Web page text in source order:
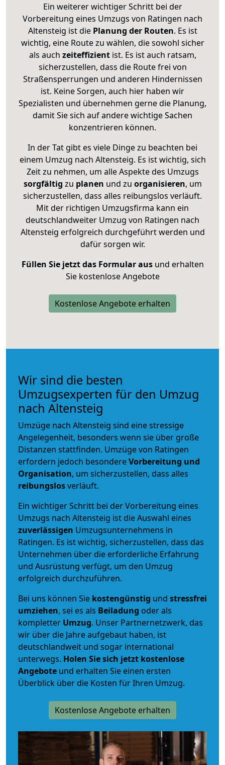
Ein weiterer wichtiger Schritt bei der
Vorbereitung eines Umzugs von Ratingen nach
Altensteig ist diePlanung der Routen. Es ist
wichtig, eine Route zu wählen, die sowohl sicher
als auch zeiteffizientist. Es ist auch ratsam,
sicherzustellen, dass die Route frei von
Straßensperrungen und anderen Hindernissen
ist. Keine Sorgen, auch hier haben wir
Spezialisten und übernehmen gerne die Planung,
damit Sie sich auf andere wichtige Sachen
konzentrieren können.
In der Tat gibt es viele Dinge zu beachten bei
einem Umzug nach Altensteig. Es ist wichtig, sich
Zeit zu nehmen, um alle Aspekte des Umzugs
sorgfältig zu planen und zu organisieren, um
sicherzustellen, dass alles reibungslos verläuft.
Mit der richtigen Umzugsfirma kann ein
deutschlandweiter Umzug von Ratingen nach
Altensteig erfolgreich durchgeführt werden und
dafür sorgen wir.
Füllen Sie jetzt das Formular ausund erhalten
Sie kostenlose Angebote
Kostenlose Angebote erhalten
Wir sind die besten
Umzugsexperten für den Umzug
nach Altensteig
Umzüge nach Altensteig sind eine stressige
Angelegenheit, besonders wenn sie über große
Distanzen stattfinden. Umzüge von Ratingen
erfordern jedoch besondereVorbereitung und
Organisation, um sicherzustellen, dass alles
reibungslosverläuft.
Ein wichtiger Schritt bei der Vorbereitung eines
Umzugs nach Altensteig ist die Auswahl eines
zuverlässigen Umzugsunternehmens in
Ratingen. Es ist wichtig, sicherzustellen, dass das
Unternehmen über die erforderliche Erfahrung
und Ausrüstung verfügt, um den Umzug
erfolgreich durchzuführen.
Bei uns können Sie kostengünstig und stressfrei
umziehen, sei es als Beiladung oder als
kompletter Umzug. Unser Partnernetzwerk, das
wir über die Jahre aufgebaut haben, ist
deutschlandweit und sogar international
unterwegs. Holen Sie sich jetzt kostenlose
Angebote und erhalten Sie einen ersten
Überblick über die Kosten für Ihren Umzug.
Kostenlose Angebote erhalten